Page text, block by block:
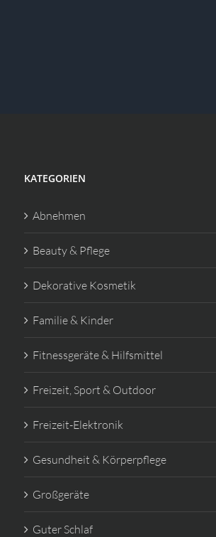
KATEGORIEN
Abnehmen
Beauty & Pflege
Dekorative Kosmetik
Familie & Kinder
Fitnessgeräte & Hilfsmittel
Freizeit, Sport & Outdoor
Freizeit-Elektronik
Gesundheit & Körperpflege
Großgeräte
Guter Schlaf